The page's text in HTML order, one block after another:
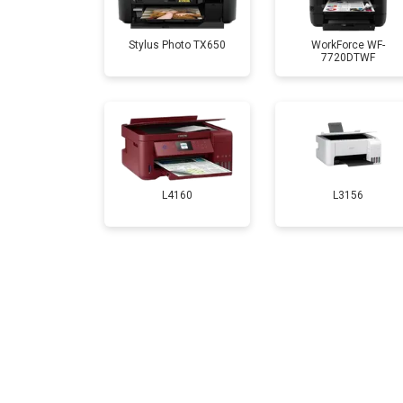
Замена блока питания
Замена вала
Stylus Photo TX650
WorkForce WF-
7720DTWF
L4160 L3156